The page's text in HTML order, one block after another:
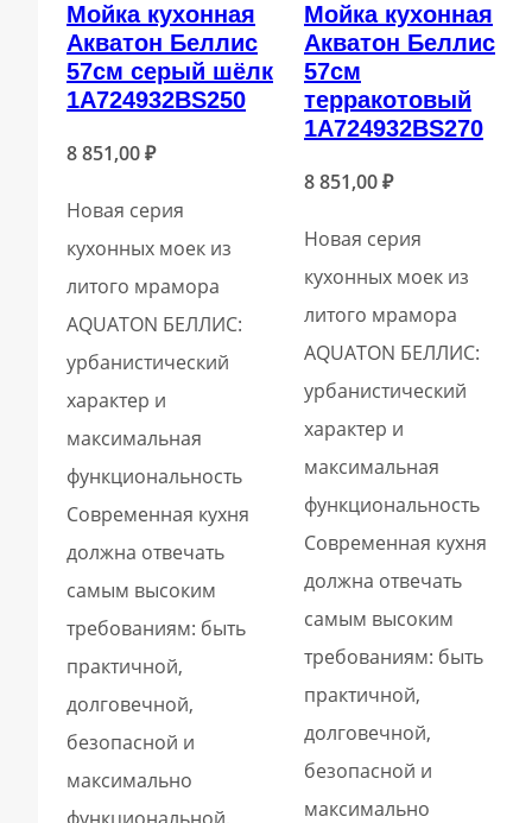
Мойка кухонная
Акватон Беллис
57см серый шёлк
1A724932BS250
8 851,00₽
Новая серия
кухонных моек из
литого мрамора
AQUATON БЕЛЛИС:
урбанистический
характер и
максимальная
функциональность
Современная кухня
должна отвечать
самым высоким
требованиям: быть
практичной,
долговечной,
безопасной и
максимально
Мойка кухонная
Акватон Беллис
57см
терракотовый
1A724932BS270
8 851,00₽
Новая серия
кухонных моек из
литого мрамора
AQUATON БЕЛЛИС:
урбанистический
характер и
максимальная
функциональность
Современная кухня
должна отвечать
самым высоким
требованиям: быть
практичной,
долговечной,
безопасной и
максимально